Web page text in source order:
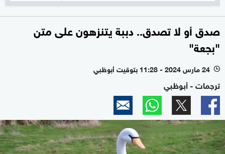
صدق أو لا تصدق.. دببة يتنزهون على متن
"بجعة"
l 24 مارس 2024 - 11:28 بتوقيت أبوظبي
ترجمات - أبوظبي